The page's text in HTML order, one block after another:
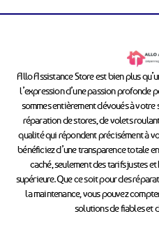
Allo Assistance Store est bien plus
l’expression d’une passion profonde
sommes entièrement dévoués à
réparation de stores, de volets
qualité qui répondent précisément à
bénéficiez d’une transparence totale
caché, seulement des tarifs justes
supérieure. Que ce soit pour des
la maintenance, vous pouvez
solutions de fiables et